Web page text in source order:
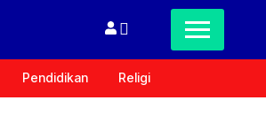
Pendidikan Religi